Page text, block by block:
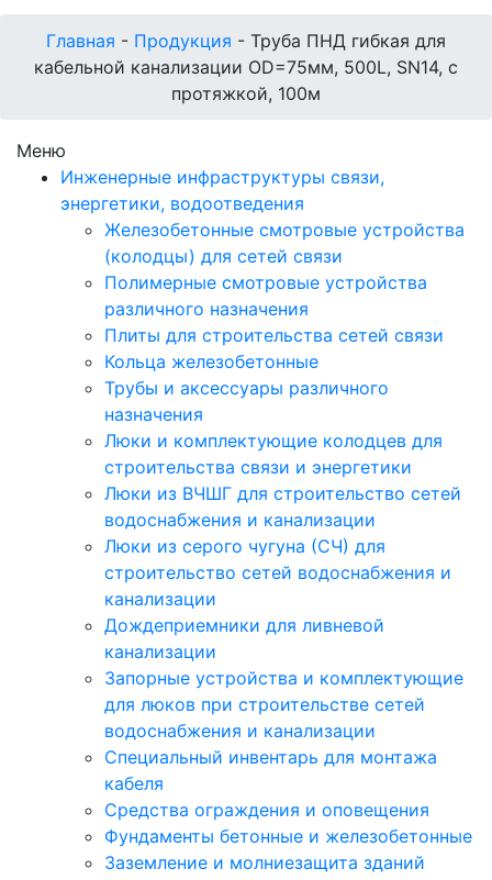
Главная - Продукция - Труба ПНД гибкая для
кабельной канализации OD=75мм, 500L, SN14, с
протяжкой, 100м
Меню
Инженерные инфраструктуры связи,
энергетики, водоотведения
Железобетонные смотровые устройства
(колодцы) для сетей связи
Полимерные смотровые устройства
различного назначения
Плиты для строительства сетей связи
Кольца железобетонные
Трубы и аксессуары различного
назначения
Люки и комплектующие колодцев для
строительства связи и энергетики
Люки из ВЧШГ для строительство сетей
водоснабжения и канализации
Люки из серого чугуна (СЧ) для
строительство сетей водоснабжения и
канализации
Дождеприемники для ливневой
канализации
Запорные устройства и комплектующие
для люков при строительстве сетей
водоснабжения и канализации
Специальный инвентарь для монтажа
кабеля
Средства ограждения и оповещения
Фундаменты бетонные и железобетонные
Заземление и молниезащита зданий